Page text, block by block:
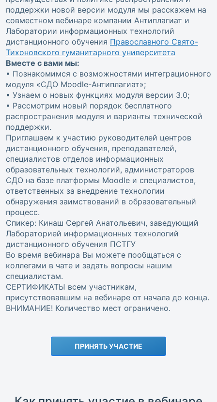
поддержки новой версии модуля мы расскажем на
совместном вебинаре компании Антиплагиат и
Лаборатории информационных технологий
дистанционного обучения Православного Свято-
Тихоновского гуманитарного университета
Вместе с вами мы:
• Познакомимся с возможностями интеграционного
модуля «СДО Moodle-Антиплагиат»;
• Узнаем о новых функциях модуля версии 3.0;
• Рассмотрим новый порядок бесплатного
распространения модуля и варианты технической
поддержки.
Приглашаем к участию руководителей центров
дистанционного обучения, преподавателей,
специалистов отделов информационных
образовательных технологий, администраторов
СДО на базе платформы Moodle и специалистов,
ответственных за внедрение технологии
обнаружения заимствований в образовательный
процесс.
Спикер: Кинаш Сергей Анатольевич, заведующий
Лабораторией информационных технологий
дистанционного обучения ПСТГУ
Во время вебинара Вы можете пообщаться с
коллегами в чате и задать вопросы нашим
специалистам.
СЕРТИФИКАТЫ всем участникам,
присутствовавшим на вебинаре от начала до конца.
ВНИМАНИЕ! Количество мест ограничено.
ПРИНЯТЬ УЧАСТИЕ